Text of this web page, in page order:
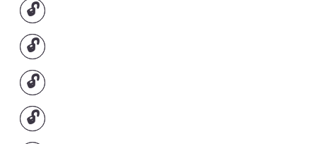
🔓
🔓
🔓
🔓